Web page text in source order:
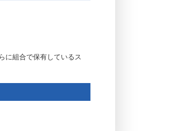
に組合で保有しているス